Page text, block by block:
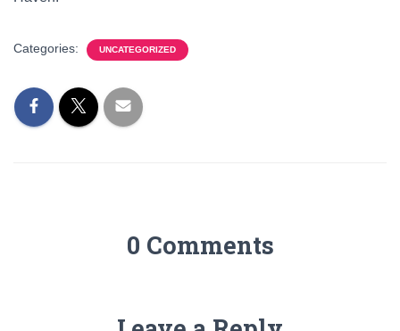
Categories: UNCATEGORIZED
0 Comments